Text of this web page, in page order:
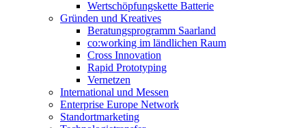
Wertschöpfungskette Batterie
Gründen und Kreatives
Beratungsprogramm Saarland
co:working im ländlichen Raum
Cross Innovation
Rapid Prototyping
Vernetzen
International und Messen
Enterprise Europe Network
Standortmarketing